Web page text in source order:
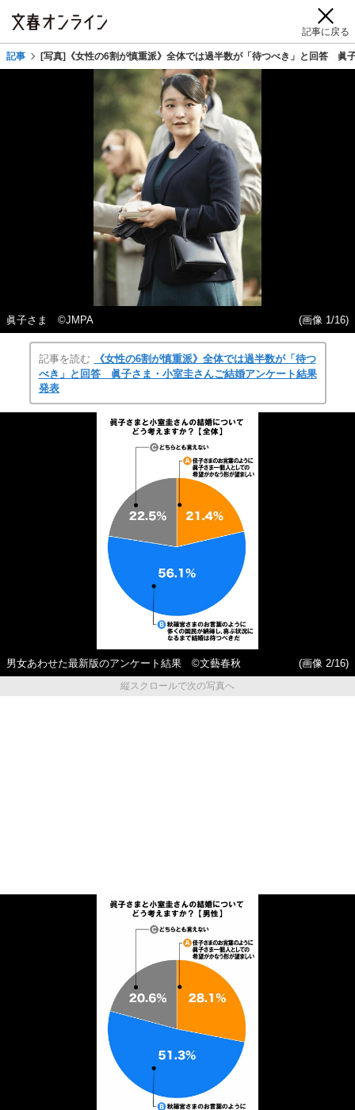
記事に戻る
記事 [写真]《女性の6割が慎重派》全体では過半数が「待つべき」と回答 眞
眞子さま ©JMPA (画像 1/16)
記事を読む
《女性の6割が慎重派》全体では過半数が「待つ
べき」と回答 眞子さま・小室圭さんご結婚アンケート結果
発表
男女あわせた最新版のアンケート結果 ©文藝春秋
(画像 2/16)
縦スクロールで次の写真へ